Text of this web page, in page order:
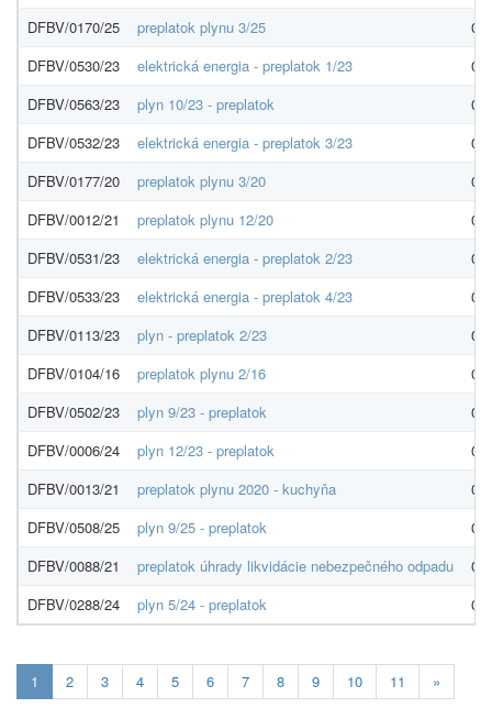
DFBV/0170/25
preplatok plynu 3/25
DFBV/0530/23
elektrická energia - preplatok 1/23
DFBV/0563/23
plyn 10/23 - preplatok
DFBV/0532/23
elektrická energia - preplatok 3/23
DFBV/0177/20
preplatok plynu 3/20
DFBV/0012/21
preplatok plynu 12/20
DFBV/0531/23
elektrická energia - preplatok 2/23
DFBV/0533/23
elektrická energia - preplatok 4/23
DFBV/0113/23
plyn - preplatok 2/23
DFBV/0104/16
preplatok plynu 2/16
DFBV/0502/23
plyn 9/23 - preplatok
DFBV/0006/24
plyn 12/23 - preplatok
DFBV/0013/21
preplatok plynu 2020 - kuchyňa
DFBV/0508/25
plyn 9/25 - preplatok
DFBV/0088/21
preplatok úhrady likvidácie nebezpečného odpadu
DFBV/0288/24
plyn 5/24 - preplatok
1 Aktuálna
stránka
2 3 4 5 6 7 8 9 10 11 »